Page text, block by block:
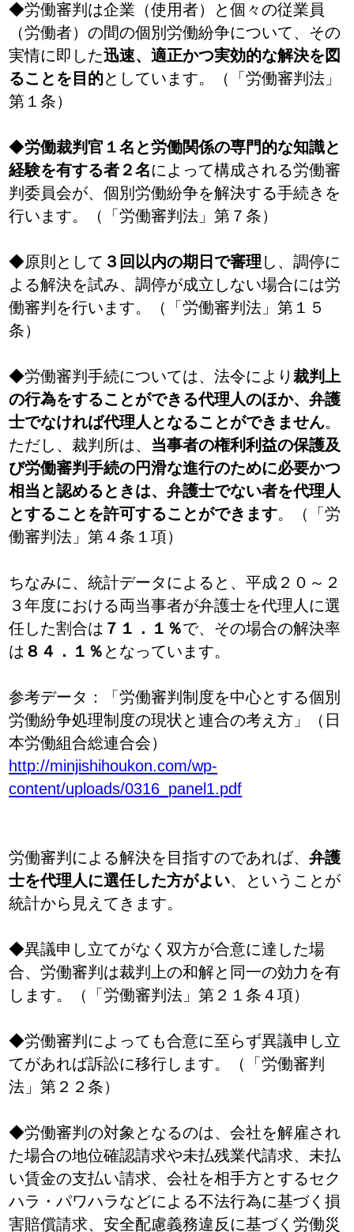
◆労働審判は企業（使用者）と個々の従業員
（労働者）の間の個別労働紛争について、その
実情に即した迅速、適正かつ実効的な解決を図
ることを目的としています。（「労働審判法」
第１条）
◆労働裁判官１名と労働関係の専門的な知識と
経験を有する者２名によって構成される労働審
判委員会が、個別労働紛争を解決する手続きを
行います。（「労働審判法」第７条）
◆原則として ３回以内の期日で審理 し、調停に
よる解決を試み、調停が成立しない場合には労
働審判を行います。（「労働審判法」第１５
条）
◆労働審判手続については、法令により裁判上
の行為をすることができる代理人のほか、弁護
士でなければ代理人となることができません。
ただし、裁判所は、 当事者の権利利益の保護及
び労働審判手続の円滑な進行のために必要かつ
相当と認めるときは、弁護士でない者を代理人
とすることを許可することができます。（「労
働審判法」第４条１項）
ちなみに、統計データによると、平成２０～２
３年度における両当事者が弁護士を代理人に選
任した割合は ７１．１％で、その場合の解決率
は ８４．１％ となっています。
参考データ：「労働審判制度を中心とする個別
労働紛争処理制度の現状と連合の考え方」（日
本労働組合総連合会）
http://minjishihoukon.com/wp-
content/uploads/0316_panel1.pdf
労働審判による解決を目指すのであれば、弁護
士を代理人に選任した方がよい、ということが
統計から見えてきます。
◆異議申し立てがなく双方が合意に達した場
合、労働審判は裁判上の和解と同一の効力を有
します。（「労働審判法」第２１条４項）
◆労働審判によっても合意に至らず異議申し立
てがあれば訴訟に移行します。（「労働審判
法」第２２条）
◆労働審判の対象となるのは、会社を解雇され
た場合の地位確認請求や未払残業代請求、未払
い賃金の支払い請求、会社を相手方とするセク
ハラ・パワハラなどによる不法行為に基づく損
害賠償請求、安全配慮義務違反に基づく労働災